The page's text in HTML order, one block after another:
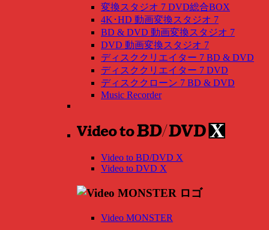
変換スタジオ 7 DVD総合BOX
4K･HD 動画変換スタジオ 7
BD & DVD 動画変換スタジオ 7
DVD 動画変換スタジオ 7
ディスククリエイター 7 BD & DVD
ディスククリエイター 7 DVD
ディスククローン 7 BD & DVD
Music Recorder
Video to BD/DVD X
Video to DVD X
Video MONSTER